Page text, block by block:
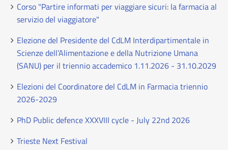
Corso "Partire informati per viaggiare sicuri: la farmacia al
servizio del viaggiatore"
Elezione del Presidente del CdLM Interdipartimentale in
Scienze dell’Alimentazione e della Nutrizione Umana
(SANU) per il triennio accademico 1.11.2026 - 31.10.2029
Elezioni del Coordinatore del CdLM in Farmacia triennio
2026-2029
PhD Public defence XXXVIII cycle - July 22nd 2026
Trieste Next Festival